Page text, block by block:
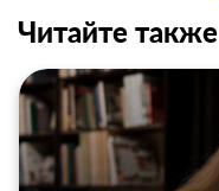
Читайте также